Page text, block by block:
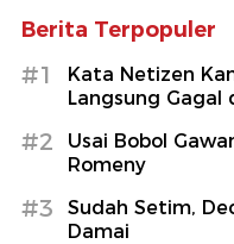
Berita Terpopuler
#1
Kata Netizen
Langsung Gagal
#2
Usai Bobol
Romeny
#3
Sudah Setim,
Damai